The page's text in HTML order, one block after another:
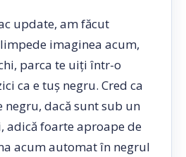
update, am făcut
imaginea acum,
parca te uiți într-o
ca e tuș negru. Cred ca
dacă sunt sub un
adică foarte aproape de
acum automat în negrul